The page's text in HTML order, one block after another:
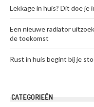
Lekkage in huis? Dit doe
Een nieuwe radiator
de toekomst
Rust in huis begint bij je
CATEGORIEËN